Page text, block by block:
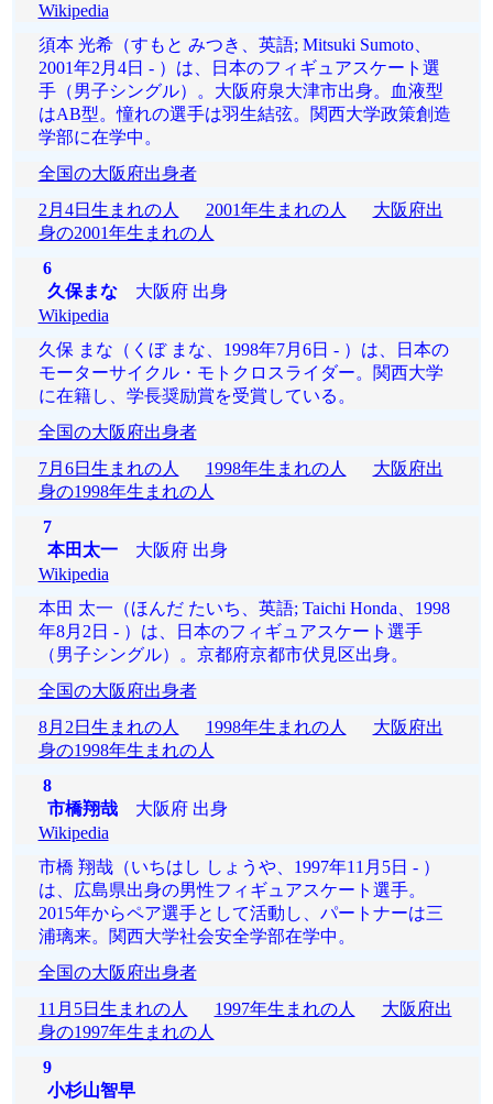
Wikipedia
須本 光希（すもと みつき、英語; Mitsuki Sumoto、
2001年2月4日 - ）は、日本のフィギュアスケート選
手（男子シングル）。大阪府泉大津市出身。血液型
はAB型。憧れの選手は羽生結弦。関西大学政策創造
学部に在学中。
全国の大阪府出身者
2月4日生まれの人
2001年生まれの人
大阪府出
身の2001年生まれの人
6
久保まな大阪府 出身
Wikipedia
久保 まな（くぼ まな、1998年7月6日 - ）は、日本の
モーターサイクル・モトクロスライダー。関西大学
に在籍し、学長奨励賞を受賞している。
全国の大阪府出身者
7月6日生まれの人
1998年生まれの人
大阪府出
身の1998年生まれの人
7
本田太一大阪府 出身
Wikipedia
本田 太一（ほんだ たいち、英語; Taichi Honda、1998
年8月2日 - ）は、日本のフィギュアスケート選手
（男子シングル）。京都府京都市伏見区出身。
全国の大阪府出身者
8月2日生まれの人
1998年生まれの人
大阪府出
身の1998年生まれの人
8
市橋翔哉大阪府 出身
Wikipedia
市橋 翔哉（いちはし しょうや、1997年11月5日 - ）
は、広島県出身の男性フィギュアスケート選手。
2015年からペア選手として活動し、パートナーは三
浦璃来。関西大学社会安全学部在学中。
全国の大阪府出身者
11月5日生まれの人
1997年生まれの人
大阪府出
身の1997年生まれの人
9
小杉山智早